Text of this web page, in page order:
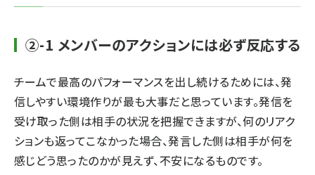
②-1 メンバーのアクションには必ず反応する
チームで最高のパフォーマンスを出し続けるためには、発
信しやすい環境作りが最も大事だと思っています。発信を
受け取った側は相手の状況を把握できますが、何のリアク
ションも返ってこなかった場合、発言した側は相手が何を
感じどう思ったのかが見えず、不安になるものです。